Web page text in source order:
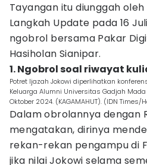
Tayangan itu diunggah
Langkah Update pada 16
ngobrol bersama Pakar
Hasiholan Sianipar.
1. Ngobrol soal riwayat
Potret Ijazah Jokowi diperlihatkan
Keluarga Alumni Universitas Gadjah
Oktober 2024. (KAGAMAHUT). (IDN Times/
Dalam obrolannya dengan
mengatakan, dirinya
rekan-rekan pengampu di
jika nilai Jokowi selama